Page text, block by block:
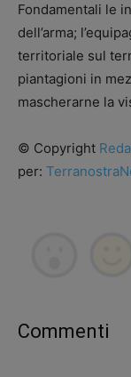
Fondamentali le
dell’arma;
territoriale sul
piantagioni in
mascherarne la
© Copyright
per:
Commenti